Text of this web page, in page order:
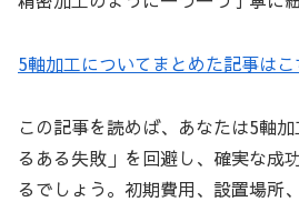
5軸加工についてまとめた記事はこ
この記事を読めば、あなたは5軸
るある失敗」を回避し、確実な成
るでしょう。初期費用、設置場所